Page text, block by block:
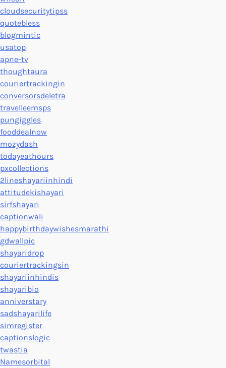
cloudsecuritytipss
quotebless
blogmintic
usatop
apne-tv
thoughtaura
couriertrackingin
conversorsdeletra
travelleemsps
pungiggles
fooddealnow
mozydash
todayeathours
pxcollections
2lineshayariinhindi
attitudekishayari
sirfshayari
captionwali
happybirthdaywishesmarathi
gdwallpic
shayaridrop
couriertrackingsin
shayariinhindis
shayaribio
anniverstary
sadshayarilife
simregister
captionslogic
twastia
Namesorbital